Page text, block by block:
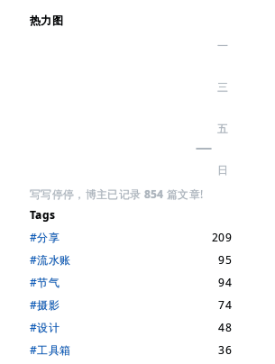
热力图
写写停停，博主已记录 854 篇文章!
Tags
#分享
209
#流水账
95
#节气
94
#摄影
74
#设计
48
#工具箱
36